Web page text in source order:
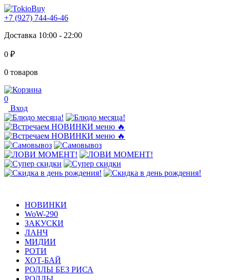
+7 (927) 744-46-46
Доставка 10:00 - 22:00
0 ₽
0 товаров
0
Вход
НОВИНКИ
WoW-290
ЗАКУСКИ
ЛАНЧ
МИДИИ
РОТИ
ХОТ-БАЙ
РОЛЛЫ БЕЗ РИСА